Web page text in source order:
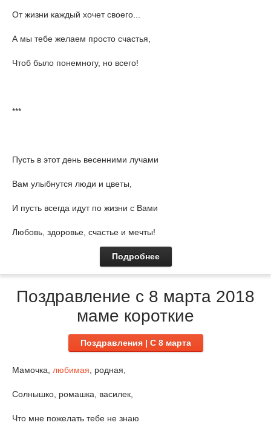
От жизни каждый хочет своего...
А мы тебе желаем просто счастья,
Чтоб было понемногу, но всего!
***
Пусть в этот день весенними лучами
Вам улыбнутся люди и цветы,
И пусть всегда идут по жизни с Вами
Любовь, здоровье, счастье и мечты!
Подробнее
Поздравление с 8 марта 2018
маме короткие
Поздравления | C 8 марта
Мамочка, любимая , родная,
Солнышко, ромашка, василек,
Что мне пожелать тебе не знаю